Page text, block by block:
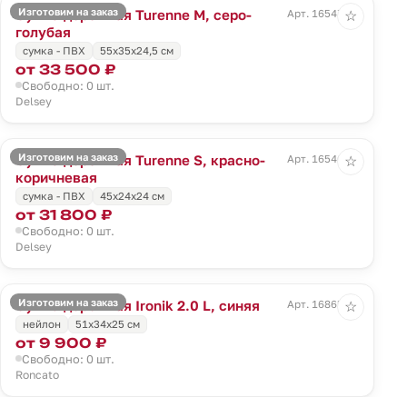
Изготовим на заказ
Сумка дорожная Turenne M, серо-
голубая
Арт. 16547.14
сумка - ПВХ 55x35x24,5 см
от 33 500 ₽
Свободно: 0 шт.
Delsey
☆
Изготовим на заказ
Сумка дорожная Turenne S, красно-
коричневая
Арт. 16546.59
сумка - ПВХ 45x24x24 см
от 31 800 ₽
Свободно: 0 шт.
Delsey
☆
Изготовим на заказ
Сумка дорожная Ironik 2.0 L, синяя
Арт. 16865.40
нейлон
51x34x25 см
от 9 900 ₽
Свободно: 0 шт.
Roncato
☆